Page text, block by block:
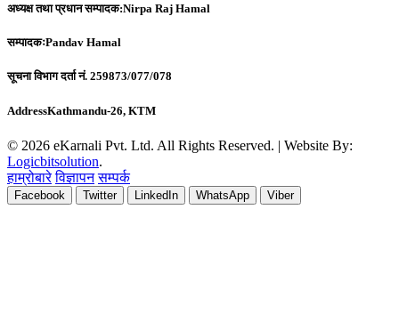
अध्यक्ष तथा प्रधान सम्पादक:Nirpa Raj Hamal
सम्पादकःPandav Hamal
सूचना विभाग दर्ता नं. 259873/077/078
AddressKathmandu-26, KTM
© 2026 eKarnali Pvt. Ltd. All Rights Reserved. | Website By:
Logicbitsolution.
हाम्रोबारे विज्ञापन सम्पर्क
Facebook Twitter LinkedIn WhatsApp Viber